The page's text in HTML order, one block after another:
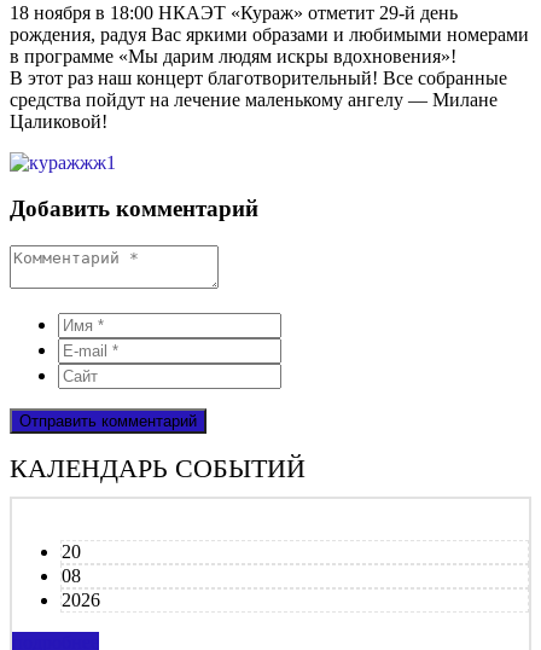
18 ноября в 18:00 НКАЭТ «Кураж» отметит 29-й день
рождения, радуя Вас яркими образами и любимыми номерами
в программе «Мы дарим людям искры вдохновения»!
В этот раз наш концерт благотворительный! Все собранные
средства пойдут на лечение маленькому ангелу — Милане
Цаликовой!
Добавить комментарий
КАЛЕНДАРЬ СОБЫТИЙ
20
08
2026